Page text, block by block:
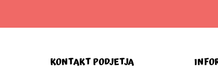
KONTAKT PODJETJA